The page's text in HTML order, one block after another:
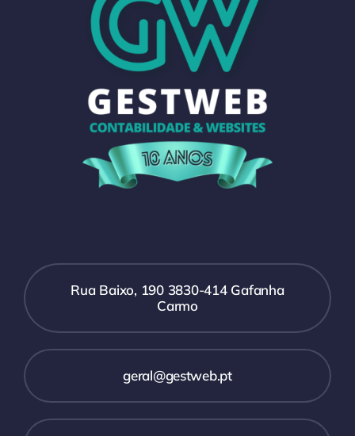
Rua Baixo, 190 3830-414 Gafanha
Carmo
geral@gestweb.pt